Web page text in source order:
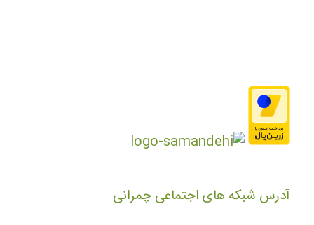
آدرس شبکه های اجتماعی چمرانی